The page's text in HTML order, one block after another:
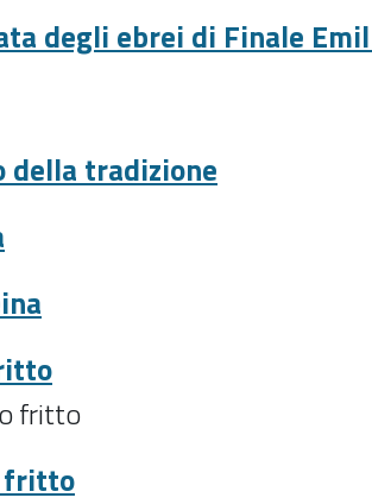
degli ebrei di Finale
della tradizione
fritto
fritto